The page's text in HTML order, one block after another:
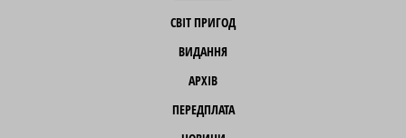
СВІТ ПРИГОД
ВИДАННЯ
АРХІВ
ПЕРЕДПЛАТА